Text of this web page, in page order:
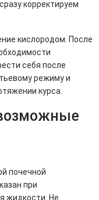
корректируем
кислородом. После
себя после
режиму и
курса.
почечной
при
жидкости. Не